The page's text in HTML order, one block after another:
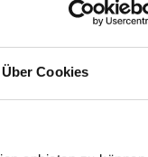
Über Cookies
Stoffe